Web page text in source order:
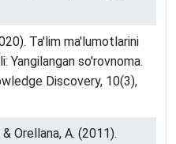
Ta'lim ma'lumotlarini
Yangilangan so'rovnoma.
Discovery, 10(3),
Orellana, A. (2011).